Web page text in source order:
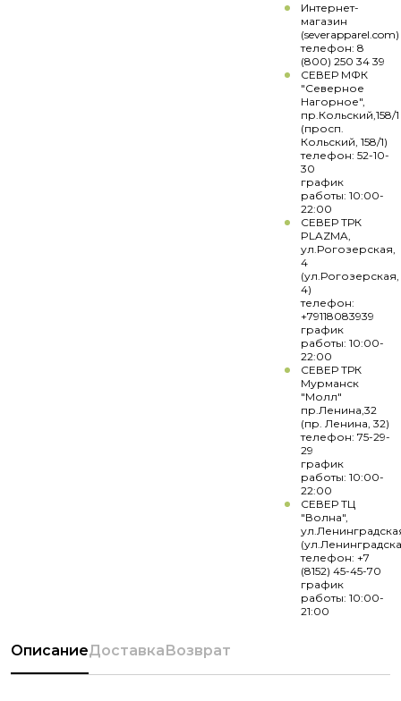
Интернет-
магазин
(severapparel.com)
телефон: 8
(800) 250 34 39
СЕВЕР МФК
"Северное
Нагорное",
пр.Кольский,158/1
(просп.
Кольский, 158/1)
телефон: 52-10-
30
график
работы: 10:00-
22:00
СЕВЕР ТРК
PLAZMA,
ул.Рогозерская,
4
(ул.Рогозерская,
4)
телефон:
+79118083939
график
работы: 10:00-
22:00
СЕВЕР ТРК
Мурманск
"Молл"
пр.Ленина,32
(пр. Ленина, 32)
телефон: 75-29-
29
график
работы: 10:00-
22:00
СЕВЕР ТЦ
"Волна",
телефон: +7
(8152) 45-45-70
график
работы: 10:00-
21:00
ОписаниеДоставкаВозврат